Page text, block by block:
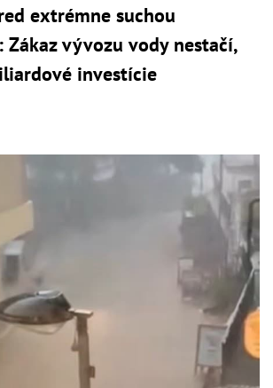
extrémne suchou
Zákaz vývozu vody nestačí,
investície